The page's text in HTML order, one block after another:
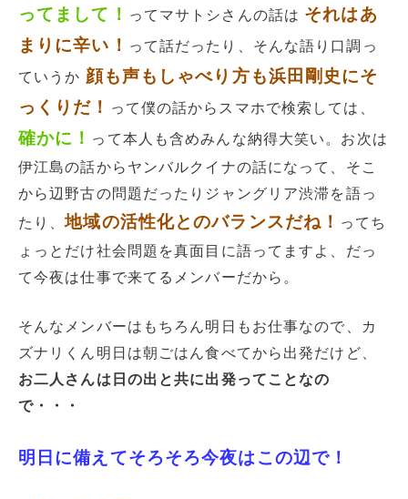
ってまして！ ってマサトシさんの話は それはあ
まりに辛い！ って話だったり、そんな語り口調っ
ていうか 顔も声もしゃべり方も浜田剛史にそ
っくりだ！
って僕の話からスマホで検索しては、
確かに！ って本人も含めみんな納得大笑い。お次は
伊江島の話からヤンバルクイナの話になって、そこ
から辺野古の問題だったりジャングリア渋滞を語っ
たり、地域の活性化とのバランスだね！ ってち
ょっとだけ社会問題を真面目に語ってますよ、だっ
て今夜は仕事で来てるメンバーだから。
そんなメンバーはもちろん明日もお仕事なので、カ
ズナリくん明日は朝ごはん食べてから出発だけど、
お二人さんは日の出と共に出発ってことなの
で・・・
明日に備えてそろそろ今夜はこの辺で！